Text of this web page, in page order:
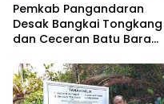
Pemkab Pangandaran
Desak Bangkai Tongkang
dan Ceceran Batu Bara
Buruknya Koordinasi
Perusahaan